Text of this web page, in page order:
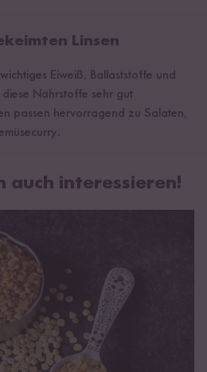
Linsen
Eiweiß, Ballaststoffe und
Nährstoffe sehr gut
passen hervorragend zu Salaten,
auch interessieren!